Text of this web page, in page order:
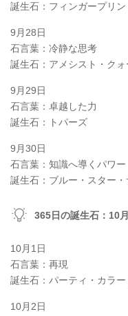
誕生石：フィンガープリ
9月28日
石言葉：冷静な思考
誕生石：アメシスト・クォ
9月29日
石言葉：卓越した力
誕生石：トパーズ
9月30日
石言葉：知識へ導くパワー
誕生石：ブルー・スター
365日の誕生石：10
10月1日
石言葉：再現
誕生石：パーティ・カラ
10月2日